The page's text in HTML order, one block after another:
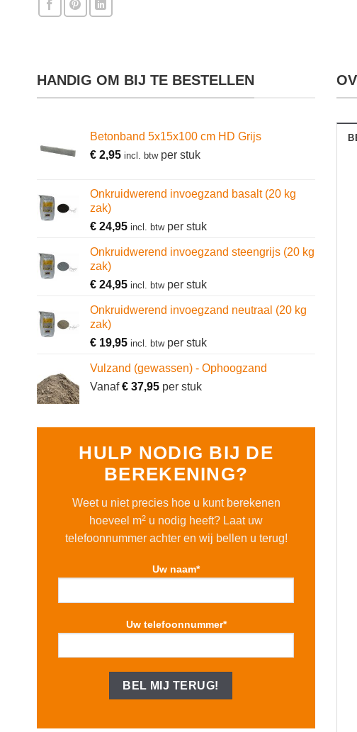
HANDIG OM BIJ TE BESTELLEN
Betonband 5x15x100 cm HD Grijs
€ 2,95 incl. btwper stuk
Onkruidwerend invoegzand basalt (20 kg
zak)
€ 24,95 incl. btwper stuk
Onkruidwerend invoegzand steengrijs (20 kg
zak)
€ 24,95 incl. btwper stuk
Onkruidwerend invoegzand neutraal (20 kg
zak)
€ 19,95 incl. btwper stuk
Vulzand (gewassen) - Ophoogzand
Vanaf€ 37,95 per stuk
HULP NODIG BIJ DE
BEREKENING?
Weet u niet precies hoe u kunt berekenen
hoeveel m2 u nodig heeft? Laat uw
telefoonnummer achter en wij bellen u terug!
Uw naam*
Uw telefoonnummer*